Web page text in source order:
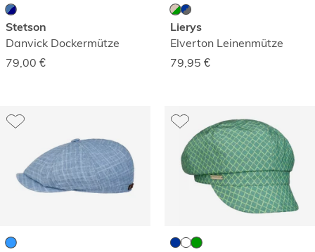
Stetson
Danvick Dockermütze
79,00 €
Lierys
Elverton Leinenmütze
79,95 €